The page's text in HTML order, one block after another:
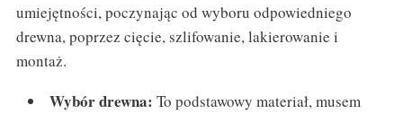
umiejętności, poczynając od wyboru odpowiedniego
drewna, poprzez cięcie, szlifowanie, lakierowanie i
montaż.
Wybór drewna: To podstawowy materiał, musem